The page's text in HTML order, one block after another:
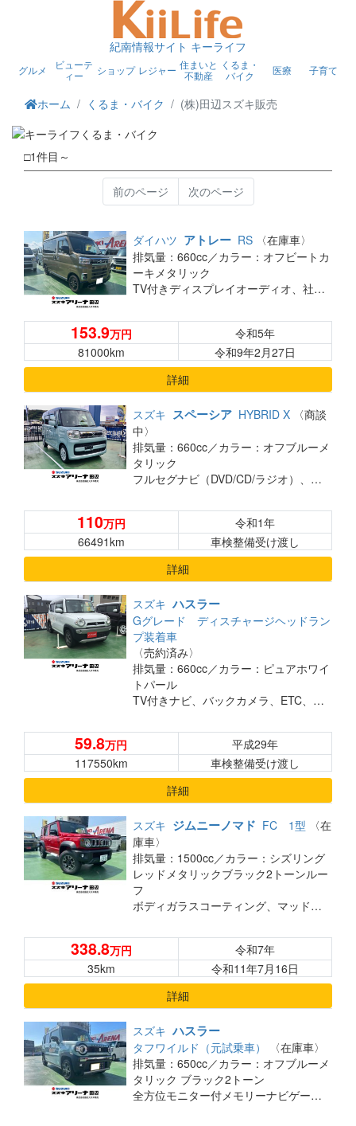
紀南情報サイト キーライフ
グルメ
ビューテ
ィー
ショップ レジャー 住まいと
不動産
くるま・
バイク
医療 子育て
ホーム くるま・バイク (株)田辺スズキ販売
□1件目～
前のページ 次のページ
ダイハツ アトレー RS
〈在庫車〉
排気量：660cc／カラー：オフビートカ
ーキメタリック
TV付きディスプレイオーディオ、社外オフロードタイヤ、社外アルミホイール、バックカメラ、Bluetooth、ETC、前方ドライブレコーダー、両側電動スライドドア、クルーズコントロール
153.9万円
令和5年
81000km
令和9年2月27日
詳細
スズキ スペーシア HYBRID X
〈商談
中〉
排気量：660cc／カラー：オフブルーメ
タリック
フルセグナビ（DVD/CD/ラジオ）、バックカメラ、前後ドライブレコーダー、ETC、車検2年付き！
110万円
令和1年
66491km
車検整備受け渡し
詳細
スズキ ハスラー
Gグレード ディスチャージヘッドラン
プ装着車
〈売約済み〉
排気量：660cc／カラー：ピュアホワイ
トパール
TV付きナビ、バックカメラ、ETC、シートヒーター、車検2年受け渡し！
59.8万円
平成29年
117550km
車検整備受け渡し
詳細
スズキ ジムニーノマド FC 1型
〈在
庫車〉
排気量：1500cc／カラー：シズリング
レッドメタリックブラック2トーンルー
フ
ボディガラスコーティング、マッドフラップセット装着済みのオススメ車両です◎
338.8万円
令和7年
35km
令和11年7月16日
詳細
スズキ ハスラー
タフワイルド（元試乗車）
〈在庫車〉
排気量：650cc／カラー：オフブルーメ
タリック ブラック2トーン
全方位モニター付メモリーナビゲーション・スズキコネクト対応通信装着車◎